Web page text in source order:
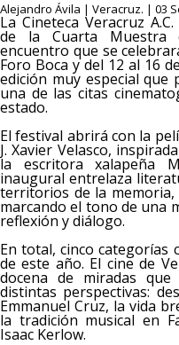
Alejandro Ávila | Veracruz. | 03
La Cineteca Veracruz
de la Cuarta Muestra
encuentro que se
Foro Boca y del 12 al 16
edición muy especial que
una de las citas
estado.
El festival abrirá con la
J. Xavier Velasco,
la escritora xalapeña
inaugural entrelaza
territorios de la memoria,
marcando el tono de una
reflexión y diálogo.
En total, cinco categorías
de este año. El cine de
docena de miradas
distintas perspectivas:
Emmanuel Cruz, la vida
la tradición musical en
Isaac Kerlow.